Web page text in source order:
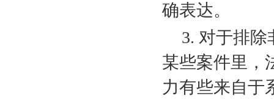
确表达。
3. 对于排除
某些案件里，
力有些来自于